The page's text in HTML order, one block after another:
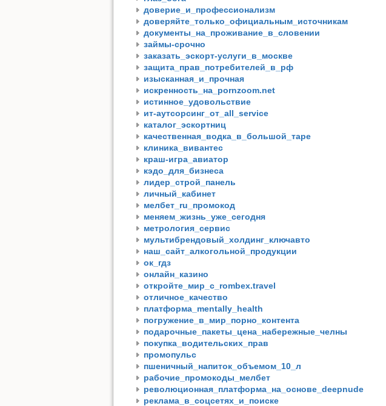
доверие_и_профессионализм
доверяйте_только_официальным_источникам
документы_на_проживание_в_словении
займы-срочно
заказать_эскорт-услуги_в_москве
защита_прав_потребителей_в_рф
изысканная_и_прочная
искренность_на_pornzoom.net
истинное_удовольствие
ит-аутсорсинг_от_all_service
каталог_эскортниц
качественная_водка_в_большой_таре
клиника_вивантес
краш-игра_авиатор
кэдо_для_бизнеса
лидер_строй_панель
личный_кабинет
мелбет_ru_промокод
меняем_жизнь_уже_сегодня
метрология_сервис
мультибрендовый_холдинг_ключавто
наш_сайт_алкогольной_продукции
ок_гдз
онлайн_казино
откройте_мир_с_rombex.travel
отличное_качество
платформа_mentally_health
погружение_в_мир_порно_контента
подарочные_пакеты_цена_набережные_челны
покупка_водительских_прав
промопульс
пшеничный_напиток_объемом_10_л
рабочие_промокоды_мелбет
революционная_платформа_на_основе_deepnude
реклама_в_соцсетях_и_поиске